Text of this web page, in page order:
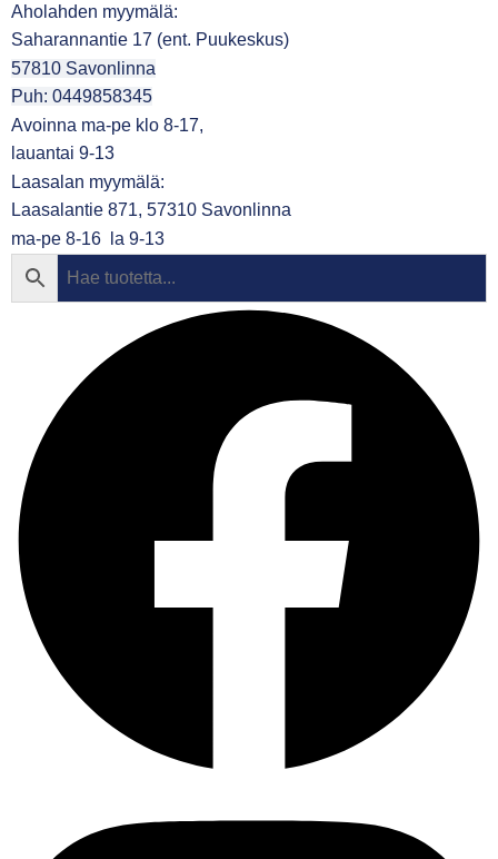
Aholahden myymälä:
Saharannantie 17 (ent. Puukeskus)
57810 Savonlinna
Puh: 0449858345
Avoinna ma-pe klo 8-17,
lauantai 9-13
Laasalan myymälä:
Laasalantie 871, 57310 Savonlinna
ma-pe 8-16 la 9-13